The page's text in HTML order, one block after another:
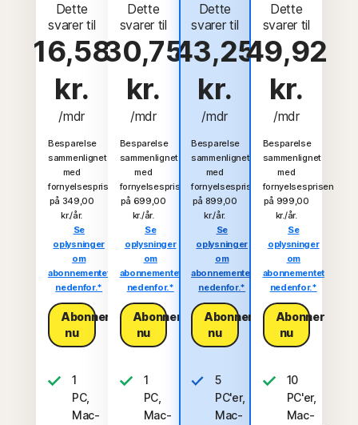
Dette
svarer til
16,58
kr.
/mdr
Besparelse
sammenlignet
med
fornyelsesprisen
på 349,00
kr./år.
Se
oplysninger
om
abonnementet
nedenfor.*
Abonner
nu
1
PC,
Mac-
Dette
svarer til
30,75
kr.
/mdr
Besparelse
sammenlignet
med
fornyelsesprisen
på 699,00
kr./år.
Se
oplysninger
om
abonnementet
nedenfor.*
Abonner
nu
1
PC,
Mac-
Dette
svarer til
43,25
kr.
/mdr
Besparelse
sammenlignet
med
fornyelsesprisen
på 899,00
kr./år.
Se
oplysninger
om
abonnementet
nedenfor.*
Abonner
nu
5
PC'er,
Mac-
Dette
svarer til
49,92
kr.
/mdr
Besparelse
sammenlignet
med
fornyelsesprisen
på 999,00
kr./år.
Se
oplysninger
om
abonnementet
nedenfor.*
Abonner
nu
10
PC'er,
Mac-